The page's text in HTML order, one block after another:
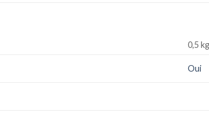
0,5 kg
Oui